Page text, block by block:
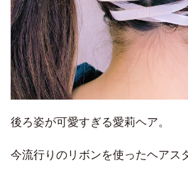
後ろ姿が可愛すぎる愛莉ヘア。
今流行りのリボンを使ったヘア